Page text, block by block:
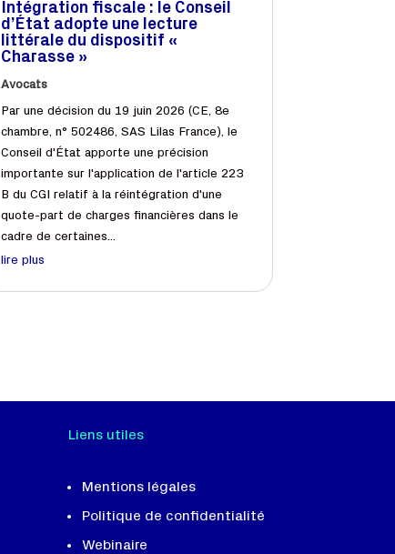
Intégration fiscale : le Conseil
d’État adopte une lecture
littérale du dispositif «
Charasse »
Avocats
Par une décision du 19 juin 2026 (CE, 8e
chambre, n° 502486, SAS Lilas France), le
Conseil d'État apporte une précision
importante sur l'application de l'article 223
B du CGI relatif à la réintégration d'une
quote-part de charges financières dans le
cadre de certaines...
lire plus
Liens utiles
Mentions légales
Politique de confidentialité
Webinaire